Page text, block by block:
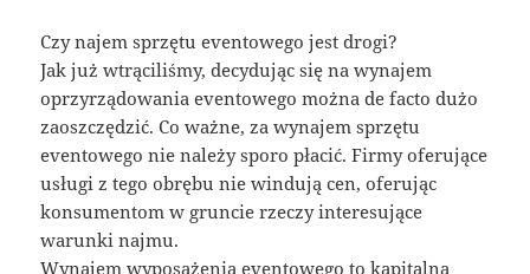
Czy najem sprzętu eventowego jest drogi?
Jak już wtrąciliśmy, decydując się na wynajem
oprzyrządowania eventowego można de facto dużo
zaoszczędzić. Co ważne, za wynajem sprzętu
eventowego nie należy sporo płacić. Firmy oferujące
usługi z tego obrębu nie windują cen, oferując
konsumentom w gruncie rzeczy interesujące
warunki najmu.
Wynajem wyposażenia eventowego to kapitalna